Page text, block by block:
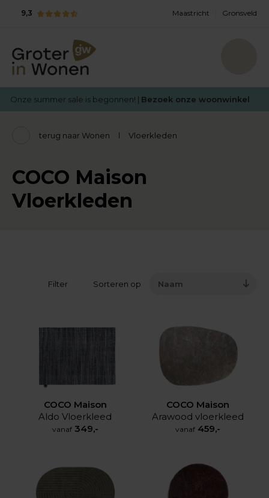
9,3 Maastricht Gronsveld
Onze summer sale is begonnen! | Bezoek onze woonwinkel
terug naar Wonen Vloerkleden
COCO Maison
Vloerkleden
Filter Sorteren op Naam
COCO Maison
Aldo Vloerkleed
vanaf 349,-
COCO Maison
Arawood vloerkleed
vanaf 459,-